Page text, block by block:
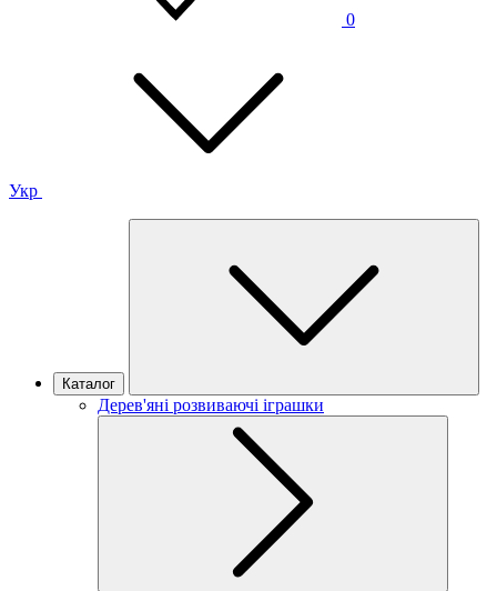
0
Укр
Каталог
Дерев'яні розвиваючі іграшки